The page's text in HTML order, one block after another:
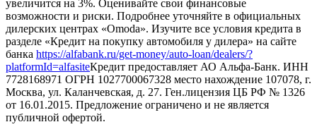
увеличится на 3%. Оценивайте свои финансовые
возможности и риски. Подробнее уточняйте в официальных
дилерских центрах «Omoda». Изучите все условия кредита в
разделе «Кредит на покупку автомобиля у дилера» на сайте
банка https://alfabank.ru/get-money/auto-loan/dealers/?
platformId=alfasiteКредит предоставляет АО Альфа-Банк. ИНН
7728168971 ОГРН 1027700067328 место нахождение 107078, г.
Москва, ул. Каланчевская, д. 27. Ген.лицензия ЦБ РФ № 1326
от 16.01.2015. Предложение ограничено и не является
публичной офертой.